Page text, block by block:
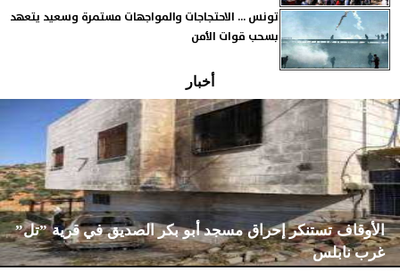
تونس ... الاحتجاجات والمواجهات مستمرة وسعيد يتعهد
بسحب قوات الأمن
أخبار
الأوقاف تستنكر إحراق مسجد أبو بكر الصديق في قرية ”تل”
غرب نابلس